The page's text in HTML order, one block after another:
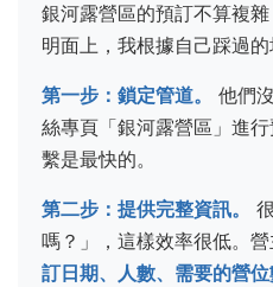
銀河露營區的預訂不算複
明面上，我根據自己踩過的
第一步：鎖定管道。
他們
絲專頁「銀河露營區」進
繫是最快的。
第二步：提供完整資訊。
嗎？」，這樣效率很低。
訂日期、人數、需要的營